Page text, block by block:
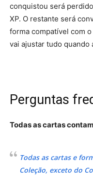
conquistou será
XP. O restante será
forma compatível com
vai ajustar tudo quando
Perguntas
Todas as cartas
Todas as cartas e
Coleção, exceto do